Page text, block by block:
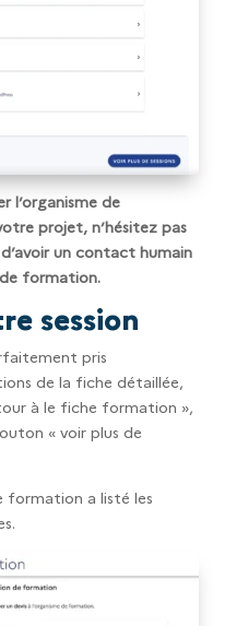
l’organisme de
projet, n’hésitez pas
un contact humain
formation.
session
pris
de la fiche détaillée,
à le fiche formation »,
« voir plus de
formation a listé les